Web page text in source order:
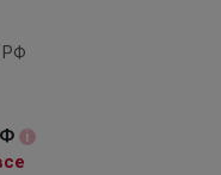
i